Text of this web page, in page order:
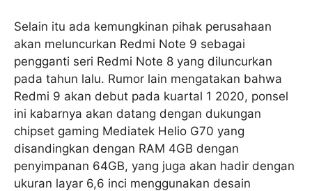
Selain itu ada kemungkinan pihak perusahaan
akan meluncurkan Redmi Note 9 sebagai
pengganti seri Redmi Note 8 yang diluncurkan
pada tahun lalu. Rumor lain mengatakan bahwa
Redmi 9 akan debut pada kuartal 1 2020, ponsel
ini kabarnya akan datang dengan dukungan
chipset gaming Mediatek Helio G70 yang
disandingkan dengan RAM 4GB dengan
penyimpanan 64GB, yang juga akan hadir dengan
ukuran layar 6,6 inci menggunakan desain